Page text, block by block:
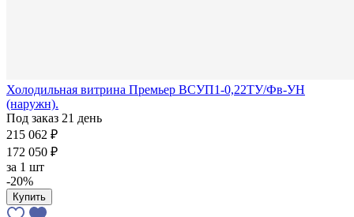
Холодильная витрина Премьер ВСУП1-0,22ТУ/Фв-УН
(наружн).
Под заказ 21 день
215 062 ₽
172 050 ₽
за 1 шт
-20%
Купить